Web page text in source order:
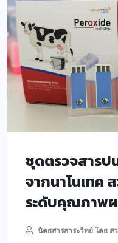
ชุดตรวจสารป
จากนาโนเทค
ระดับคุณภาพ
นิตยสารสาระวิทย์ โดย ส